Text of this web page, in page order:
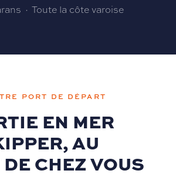
· Toute la côte varoise
PORT DE DÉPART
EN MER
AU
CHEZ VOUS